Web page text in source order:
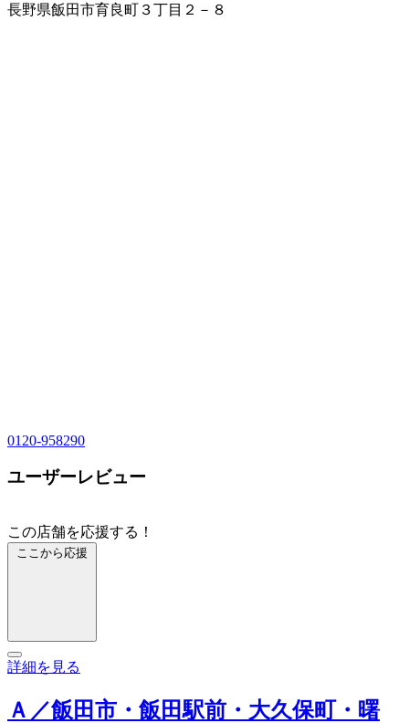
長野県飯田市育良町３丁目２－８
0120-958290
ユーザーレビュー
この店舗を応援する！
ここから応援
詳細を見る
Ａ／飯田市・飯田駅前・大久保町・曙